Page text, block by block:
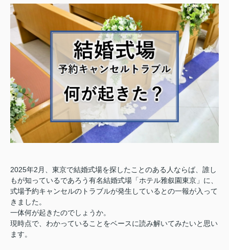
2025年2月、東京で結婚式場を探したことのある人ならば、誰し
もが知っているであろう有名結婚式場「ホテル雅叙園東京」に、
式場予約キャンセルのトラブルが発生しているとの一報が入って
きました。
一体何が起きたのでしょうか。
現時点で、わかっていることをベースに読み解いてみたいと思い
ます。